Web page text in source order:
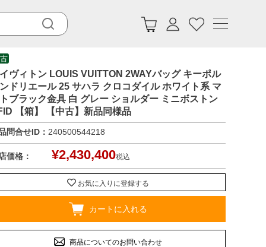
ヴィトン LOUIS VUITTON 2WAYバッグ キーポル
ドリエール 25 サハラ クロコダイル ホワイト系 マ
ブラック金具 白 グレー ショルダー ミニボストン
【箱】 【中古】新品同様品
問合せID： 240500544218
価格： ¥2,430,400税込
お気に入りに登録する
カートに入れる
商品についてのお問い合わせ